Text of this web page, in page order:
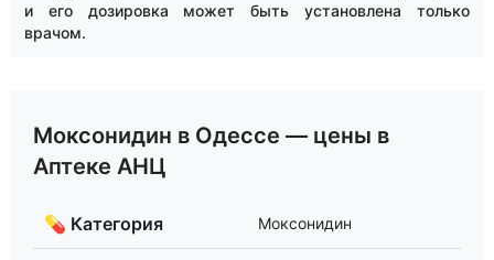
и его дозировка может быть установлена только
врачом.
Моксонидин в Одессе — цены в
Аптеке АНЦ
💊 Категория Моксонидин